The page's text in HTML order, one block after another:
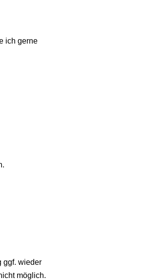
ich gerne
ggf. wieder
möglich.